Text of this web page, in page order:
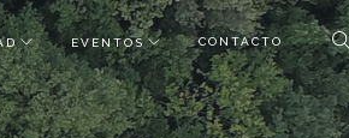
EVENTOS CONTACTO